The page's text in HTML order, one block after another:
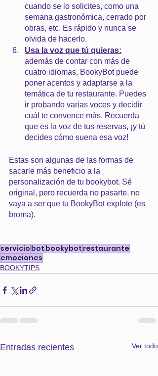
cuando se lo solicites, como una
semana gastronómica, cerrado por
obras, etc. Es rápido y nunca se
olvida de hacerlo.
Usa la voz que tú quieras:
además de contar con más de
cuatro idiomas, BookyBot puede
poner acentos y adaptarse a la
temática de tu restaurante. Puedes
ir probando varias voces y decidir
cuál te convence más. Recuerda
que es la voz de tus reservas, ¡y tú
decides cómo suena esa voz!
Estas son algunas de las formas de
sacarle más beneficio a la
personalización de tu bookybot. Sé
original, pero recuerda no pasarte, no
vaya a ser que tu BookyBot explote (es
broma).
servicio bot bookybot restaurante
emociones
BOOKYTIPS
Entradas recientes Ver todo